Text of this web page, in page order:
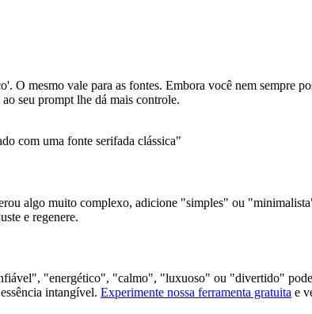
mesmo vale para as fontes. Embora você nem sempre
seu prompt lhe dá mais controle.
com uma fonte serifada clássica"
algo muito complexo, adicione "simples" ou
e regenere.
"energético", "calmo", "luxuoso" ou "divertido"
intangível. Experimente nossa ferramenta gratuita e